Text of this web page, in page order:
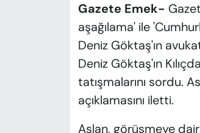
Gazete Emek-
aşağılama' ile
Deniz Göktaş'ın
Deniz Göktaş'ın
tatışmalarını sordu.
açıklamasını iletti.
Aslan, görüşmeye